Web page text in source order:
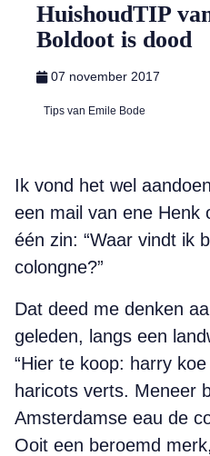
HuishoudTIP
Boldoot is dood
07 november 2017
Tips van Emile Bode
Ik vond het wel
een mail van ene Henk
één zin: “Waar vindt ik
colongne?”
Dat deed me denken
geleden, langs een
“Hier te koop: harry
haricots verts. Meneer
Amsterdamse eau de
Ooit een beroemd